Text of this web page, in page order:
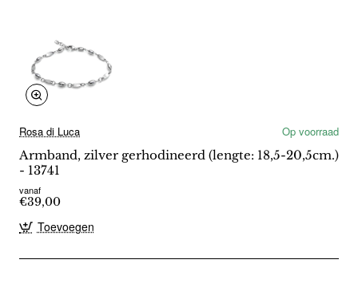
Rosa di Luca
Op voorraad
Armband, zilver gerhodineerd (lengte: 18,5-20,5cm.)
- 13741
vanaf
€39,00
Toevoegen